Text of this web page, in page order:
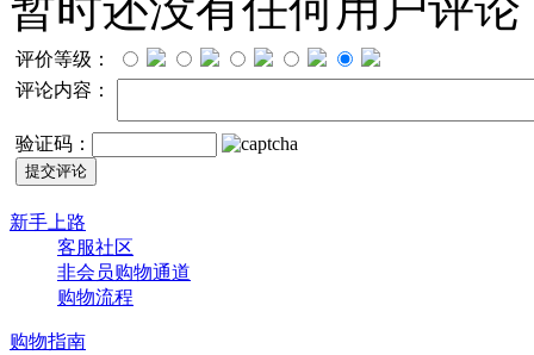
评价等级：
评论内容：
验证码：
新手上路
客服社区
非会员购物通道
购物流程
购物指南